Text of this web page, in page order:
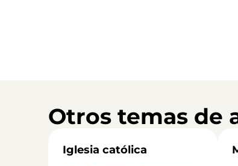
Otros temas de
Iglesia católica